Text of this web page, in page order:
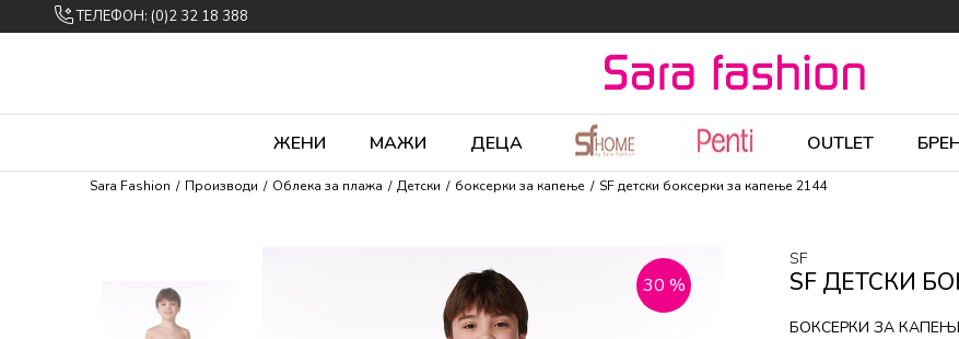
ТЕЛЕФОН: (0)2 32 18 388
ЖЕНИ МАЖИ ДЕЦА OUTLET
Sara Fashion Производи Облека за плажа Детски боксерки за капење SF детски боксерки за капење 2144
30 %
SF
SF ДЕТСКИ
БОКСЕРКИ ЗА